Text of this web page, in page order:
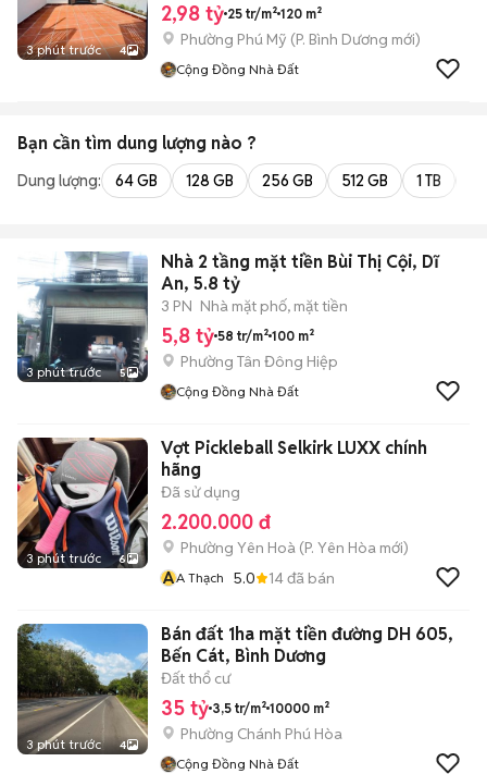
3 phút trước 4
2,98 tỷ 25 tr/m² 120 m²
Phường Phú Mỹ (P. Bình Dương mới)
Cộng Đồng Nhà Đất
Bạn cần tìm dung lượng nào ?
Dung lượng: 64 GB 128 GB 256 GB 512 GB 1 TB
3 phút trước 5
Nhà 2 tầng mặt tiền Bùi Thị Cội, Dĩ
An, 5.8 tỷ
3 PN Nhà mặt phố, mặt tiền
5,8 tỷ 58 tr/m² 100 m²
Phường Tân Đông Hiệp
Cộng Đồng Nhà Đất
3 phút trước 6
Vợt Pickleball Selkirk LUXX chính
hãng
Đã sử dụng
2.200.000 đ
Phường Yên Hoà (P. Yên Hòa mới)
AA Thạch 5.0 14đã bán
3 phút trước 4
Bán đất 1ha mặt tiền đường DH 605,
Bến Cát, Bình Dương
Đất thổ cư
35 tỷ 3,5 tr/m² 10000 m²
Phường Chánh Phú Hòa
Cộng Đồng Nhà Đất